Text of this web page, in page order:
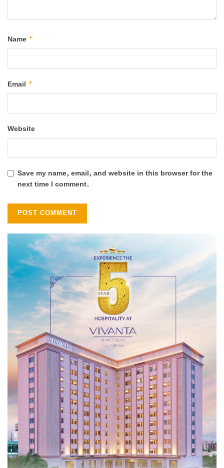
Name *
Email *
Website
Save my name, email, and website in this browser for the
next time I comment.